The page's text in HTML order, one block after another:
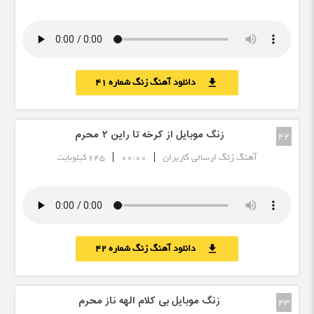
download دانلود آهنگ زنگ شماره 41
42 زنگ موبایل از کرخه تا راین ٢ محرم
آهنگ زنگ ارسالی کاربران |
00:00
| 645 کیلوبایت
download دانلود آهنگ زنگ شماره 42
43 زنگ موبایل بی کلام الهه ناز محرم